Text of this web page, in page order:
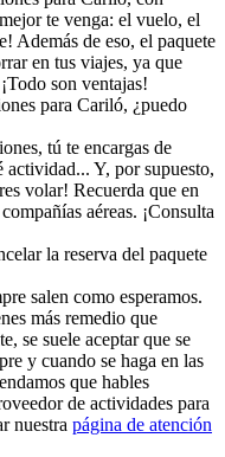
te venga: el vuelo, el
Además de eso, el paquete
en tus viajes, ya que
son ventajas!
para Cariló, ¿puedo
tú te encargas de
Y, por supuesto,
volar! Recuerda que en
aéreas. ¡Consulta
la reserva del paquete
salen como esperamos.
más remedio que
se suele aceptar que se
y cuando se haga en las
que hables
de actividades para
nuestra página de atención